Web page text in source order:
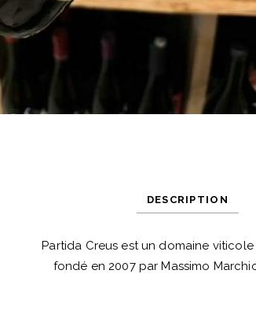
DESCRIPTION
Partida Creus est un domaine
fondé en 2007 par Massimo